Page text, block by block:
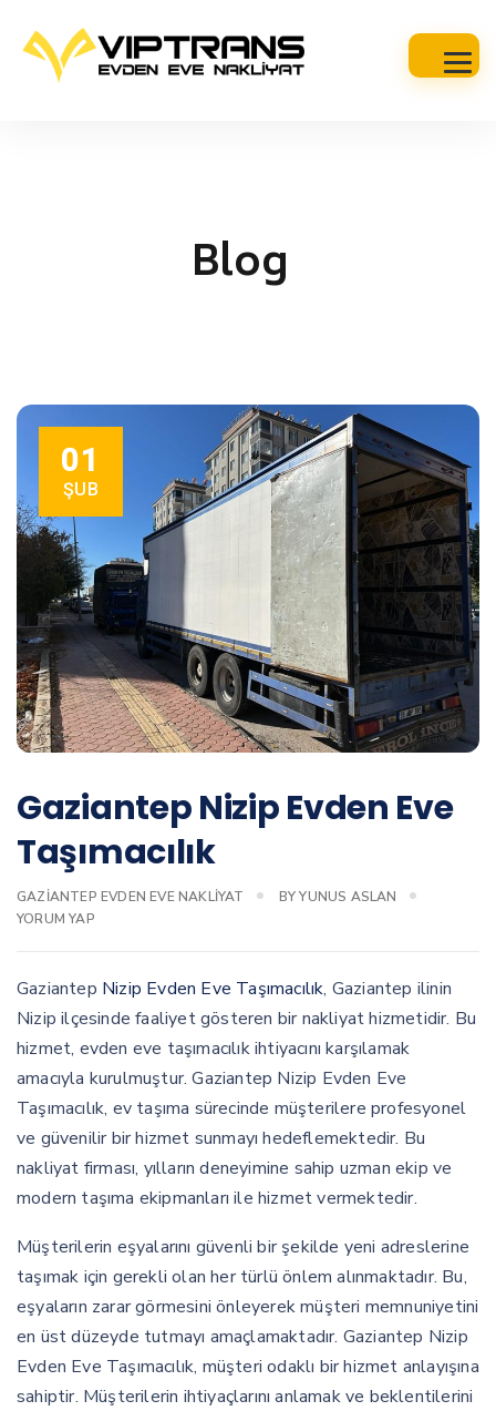
Blog
01
ŞUB
Gaziantep Nizip Evden Eve
Taşımacılık
GAZIANTEP EVDEN EVE NAKLIYAT BYYUNUS ASLAN
YORUM YAP
Gaziantep Nizip Evden Eve Taşımacılık, Gaziantep ilinin
Nizip ilçesinde faaliyet gösteren bir nakliyat hizmetidir. Bu
hizmet, evden eve taşımacılık ihtiyacını karşılamak
amacıyla kurulmuştur. Gaziantep Nizip Evden Eve
Taşımacılık, ev taşıma sürecinde müşterilere profesyonel
ve güvenilir bir hizmet sunmayı hedeflemektedir. Bu
nakliyat firması, yılların deneyimine sahip uzman ekip ve
modern taşıma ekipmanları ile hizmet vermektedir.
Müşterilerin eşyalarını güvenli bir şekilde yeni adreslerine
taşımak için gerekli olan her türlü önlem alınmaktadır. Bu,
eşyaların zarar görmesini önleyerek müşteri memnuniyetini
en üst düzeyde tutmayı amaçlamaktadır. Gaziantep Nizip
Evden Eve Taşımacılık, müşteri odaklı bir hizmet anlayışına
sahiptir. Müşterilerin ihtiyaçlarını anlamak ve beklentilerini